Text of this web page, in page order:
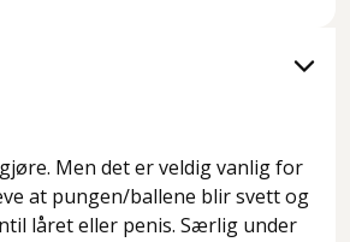
Men det er veldig vanlig for
at pungen/ballene blir svett og
låret eller penis. Særlig under